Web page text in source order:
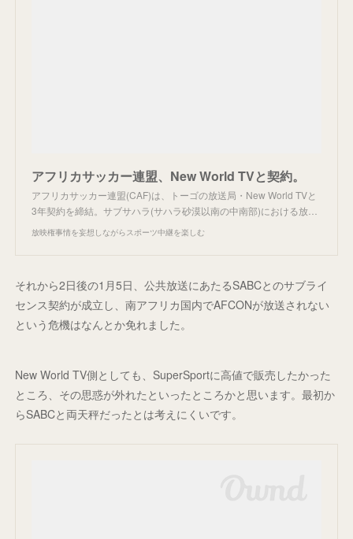
アフリカサッカー連盟、New World TVと契約。
アフリカサッカー連盟(CAF)は、トーゴの放送局・New World TVと
3年契約を締結。サブサハラ(サハラ砂漠以南の中南部)における放…
放映権事情を妄想しながらスポーツ中継を楽しむ
それから2日後の1月5日、公共放送にあたるSABCとのサブライ
センス契約が成立し、南アフリカ国内でAFCONが放送されない
という危機はなんとか免れました。
New World TV側としても、SuperSportに高値で販売したかった
ところ、その思惑が外れたといったところかと思います。最初か
らSABCと両天秤だったとは考えにくいです。